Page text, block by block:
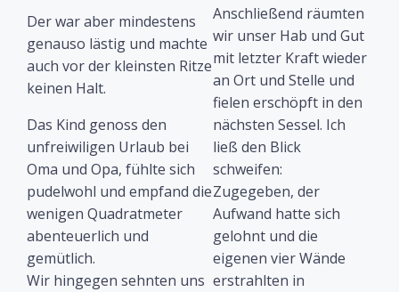
Der war aber mindestens
genauso lästig und machte
auch vor der kleinsten Ritze
keinen Halt.
Das Kind genoss den
unfreiwiligen Urlaub bei
Oma und Opa, fühlte sich
pudelwohl und empfand die
wenigen Quadratmeter
abenteuerlich und
gemütlich.
Wir hingegen sehnten uns
Anschließend räumten
wir unser Hab und Gut
mit letzter Kraft wieder
an Ort und Stelle und
fielen erschöpft in den
nächsten Sessel. Ich
ließ den Blick
schweifen:
Zugegeben, der
Aufwand hatte sich
gelohnt und die
eigenen vier Wände
erstrahlten in